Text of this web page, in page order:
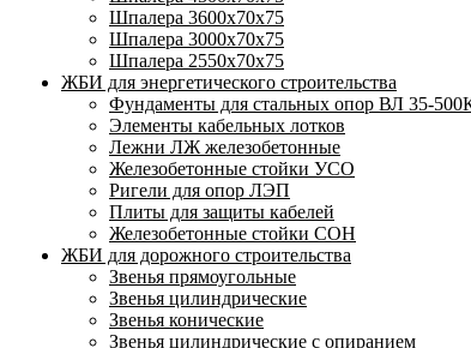
Шпалера 3600х70х75
Шпалера 3000х70х75
Шпалера 2550х70х75
ЖБИ для энергетического строительства
Фундаменты для стальных опор ВЛ 35-
Элементы кабельных лотков
Лежни ЛЖ железобетонные
Железобетонные стойки УСО
Ригели для опор ЛЭП
Плиты для защиты кабелей
Железобетонные стойки СОН
ЖБИ для дорожного строительства
Звенья прямоугольные
Звенья цилиндрические
Звенья конические
Звенья цилиндрические с опиранием